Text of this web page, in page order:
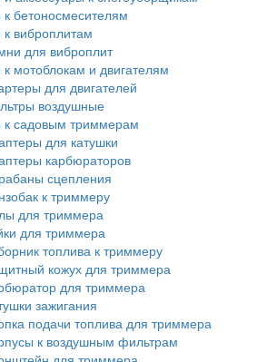
к бетоносмесителям
к виброплитам
для виброплит
к мотоблокам и двигателям
для двигателей
воздушные
к садовым триммерам
для катушки
карбюраторов
сцепления
к триммеру
для триммера
для триммера
топлива к триммеру
кожух для триммера
для триммера
зажигания
подачи топлива для триммера
к воздушным фильтрам